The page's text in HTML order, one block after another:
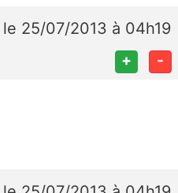
le 25/07/2013 à 04h19
+ -